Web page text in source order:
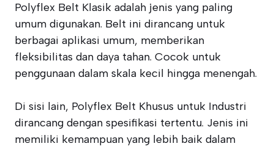
Polyflex Belt Klasik adalah jenis yang paling
umum digunakan. Belt ini dirancang untuk
berbagai aplikasi umum, memberikan
fleksibilitas dan daya tahan. Cocok untuk
penggunaan dalam skala kecil hingga menengah.
Di sisi lain, Polyflex Belt Khusus untuk Industri
dirancang dengan spesifikasi tertentu. Jenis ini
memiliki kemampuan yang lebih baik dalam